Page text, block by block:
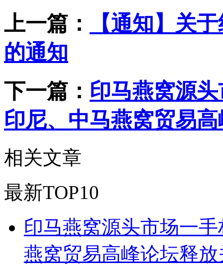
上一篇：
【通知】关
的通知
下一篇： 印马燕窝源
印尼、中马燕窝贸易
相关文章
最新TOP10
印马燕窝源头市场一
燕窝贸易高峰论坛释